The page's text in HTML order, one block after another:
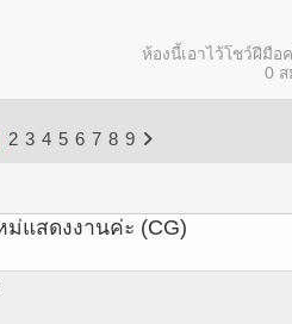
ห้องนี้เอาไว้โชว์ฝีมือ
0
2 3 4 5 6 7 8 9
ม่แสดงงานค่ะ (CG)